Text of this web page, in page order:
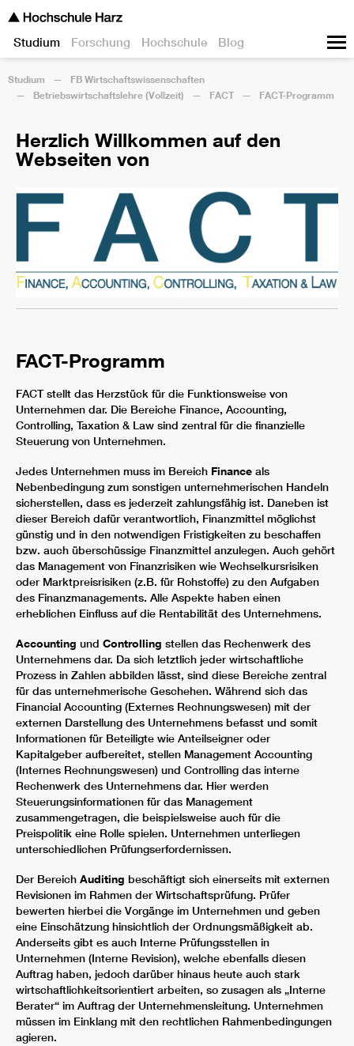
Studium Forschung Hochschule Blog
Studium
FB Wirtschaftswissenschaften
Betriebswirtschaftslehre (Vollzeit)
FACT FACT-Programm
Herzlich Willkommen auf den
Webseiten von
FACT-Programm
FACT stellt das Herzstück für die Funktionsweise von
Unternehmen dar. Die Bereiche Finance, Accounting,
Controlling, Taxation & Law sind zentral für die finanzielle
Steuerung von Unternehmen.
Jedes Unternehmen muss im Bereich Finance als
Nebenbedingung zum sonstigen unternehmerischen Handeln
sicherstellen, dass es jederzeit zahlungsfähig ist. Daneben ist
dieser Bereich dafür verantwortlich, Finanzmittel möglichst
günstig und in den notwendigen Fristigkeiten zu beschaffen
bzw. auch überschüssige Finanzmittel anzulegen. Auch gehört
das Management von Finanzrisiken wie Wechselkursrisiken
oder Marktpreisrisiken (z.B. für Rohstoffe) zu den Aufgaben
des Finanzmanagements. Alle Aspekte haben einen
erheblichen Einfluss auf die Rentabilität des Unternehmens.
Accounting und Controlling stellen das Rechenwerk des
Unternehmens dar. Da sich letztlich jeder wirtschaftliche
Prozess in Zahlen abbilden lässt, sind diese Bereiche zentral
für das unternehmerische Geschehen. Während sich das
Financial Accounting (Externes Rechnungswesen) mit der
externen Darstellung des Unternehmens befasst und somit
Informationen für Beteiligte wie Anteilseigner oder
Kapitalgeber aufbereitet, stellen Management Accounting
(Internes Rechnungswesen) und Controlling das interne
Rechenwerk des Unternehmens dar. Hier werden
Steuerungsinformationen für das Management
zusammengetragen, die beispielsweise auch für die
Preispolitik eine Rolle spielen. Unternehmen unterliegen
unterschiedlichen Prüfungserfordernissen.
Der Bereich Auditing beschäftigt sich einerseits mit externen
Revisionen im Rahmen der Wirtschaftsprüfung. Prüfer
bewerten hierbei die Vorgänge im Unternehmen und geben
eine Einschätzung hinsichtlich der Ordnungsmäßigkeit ab.
Anderseits gibt es auch Interne Prüfungsstellen in
Unternehmen (Interne Revision), welche ebenfalls diesen
Auftrag haben, jedoch darüber hinaus heute auch stark
wirtschaftlichkeitsorientiert arbeiten, so zusagen als „Interne
Berater“ im Auftrag der Unternehmensleitung. Unternehmen
müssen im Einklang mit den rechtlichen Rahmenbedingungen
agieren.